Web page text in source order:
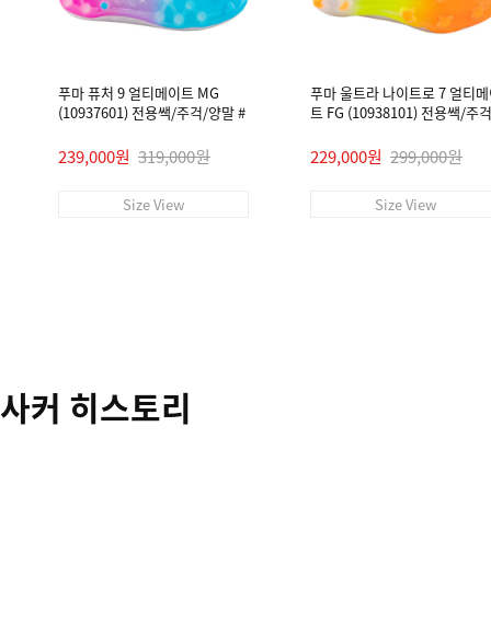
푸마 퓨처 9 얼티메이트 MG
(10937601) 전용쌕/주걱/양말 #
239,000원 319,000원
Size View
푸마 울트라 나이트로 7 얼티
트 FG (10938101) 전용쌕/주
229,000원 299,000원
Size View
사커 히스토리